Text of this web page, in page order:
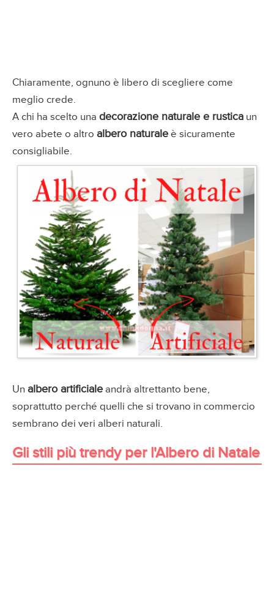
Chiaramente, ognuno è libero di scegliere come
meglio crede.
A chi ha scelto una decorazione naturale e rustica un
vero abete o altro albero naturale è sicuramente
consigliabile.
Un albero artificiale andrà altrettanto bene,
soprattutto perché quelli che si trovano in commercio
sembrano dei veri alberi naturali.
Gli stili più trendy per l'Albero di Natale